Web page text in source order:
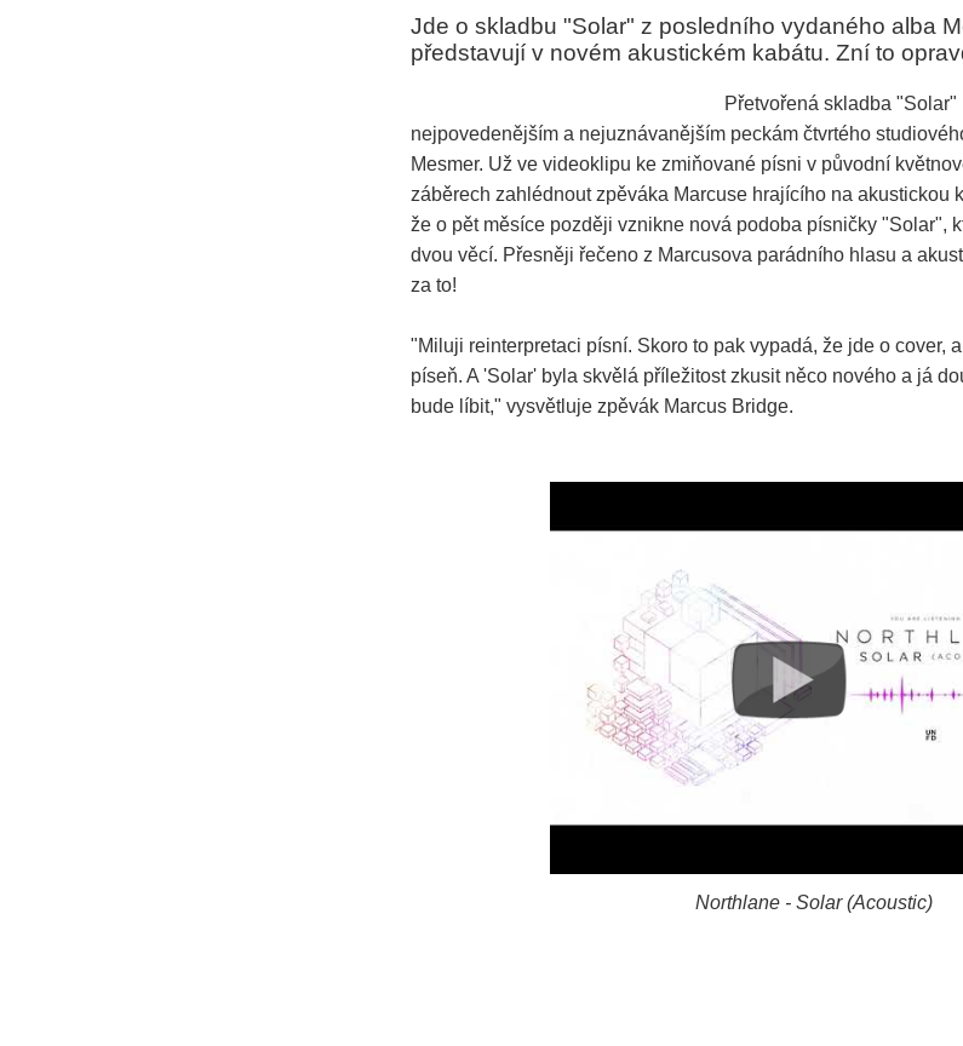
Jde o skladbu "Solar" z posledního vydaného alba
představují v novém akustickém kabátu. Zní to
Přetvořená skladba
nejpovedenějším a nejuznávanějším peckám čtvrtého
Mesmer. Už ve videoklipu ke zmiňované písni v původní
záběrech zahlédnout zpěváka Marcuse hrajícího na akustickou
že o pět měsíce později vznikne nová podoba písničky "Solar",
dvou věcí. Přesněji řečeno z Marcusova parádního hlasu a
za to!
"Miluji reinterpretaci písní. Skoro to pak vypadá, že jde o cover,
píseň. A 'Solar' byla skvělá příležitost zkusit něco nového a já
bude líbit," vysvětluje zpěvák Marcus Bridge.
Northlane - Solar (Acoustic)